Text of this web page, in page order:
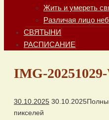
Жить и умереть
Различая лицо
СВЯТЫНИ
РАСПИСАНИЕ
IMG-
30.10.2025 30.10.2025
пикселей